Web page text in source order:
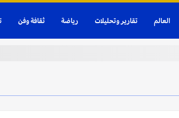
العالم تقارير وتحليلات رياضة ثقافة وفن